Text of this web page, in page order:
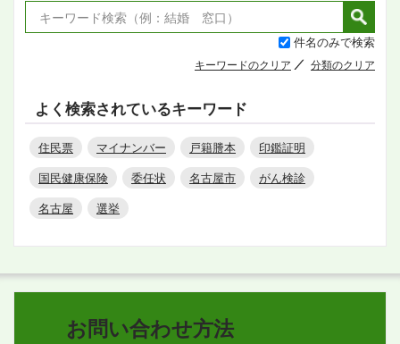
件名のみで検索
キーワードのクリア 分類のクリア
よく検索されているキーワード
住民票 マイナンバー 戸籍謄本
印鑑証明
国民健康保険
委任状 名古屋市
がん検診
名古屋
選挙
お問い合わせ方法